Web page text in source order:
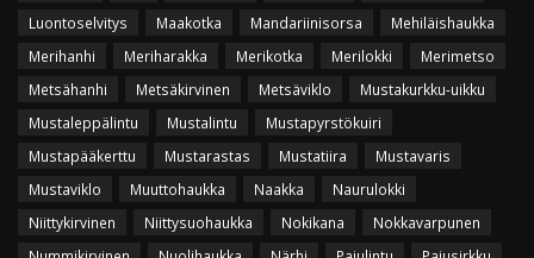
Luontoselvitys
Maakotka Mandariinisorsa
Mehiläishaukka
Merihanhi
Meriharakka Merikotka Merilokki
Merimetso
Metsähanhi
Metsäkirvinen Metsäviklo
Mustakurkku-uikku
Mustaleppälintu
Mustalintu
Mustapyrstökuiri
Mustapääkerttu
Mustarastas Mustatiira
Mustavaris
Mustaviklo
Muuttohaukka Naakka
Naurulokki
Niittykirvinen
Niittysuohaukka Nokikana
Nokkavarpunen